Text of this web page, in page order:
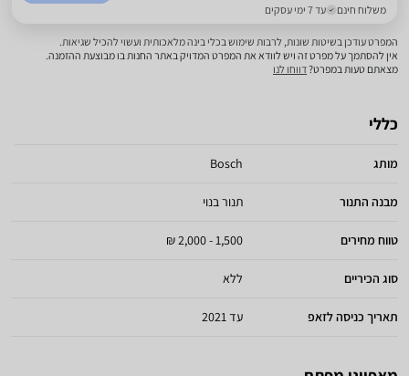
משלוח חינם עד 7 ימי עסקים
המפרט עודכן בשיטות שונות, לרבות שימוש בכלי בינה מלאכותית ועשוי להכיל שגיאות.
אין להסתמך על מפרט זה ויש לוודא את המפרט המדויק באתר החנות בו מבוצעת ההזמנה.
מצאתם טעות במפרט?דווחו לנו
כללי
מותג Bosch
מבנה התנור תנור בנוי
טווח מחירים 1,500 - 2,000 ₪
סוג הכיריים ללא
תאריך כניסה לזאפ עד 2021